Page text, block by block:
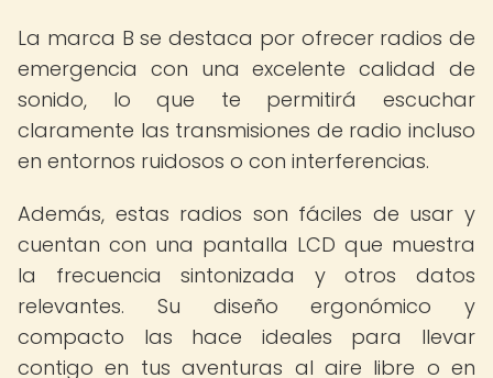
La marca B se destaca por ofrecer radios de
emergencia con una excelente calidad de
sonido, lo que te permitirá escuchar
claramente las transmisiones de radio incluso
en entornos ruidosos o con interferencias.
Además, estas radios son fáciles de usar y
cuentan con una pantalla LCD que muestra
la frecuencia sintonizada y otros datos
relevantes. Su diseño ergonómico y
compacto las hace ideales para llevar
contigo en tus aventuras al aire libre o en